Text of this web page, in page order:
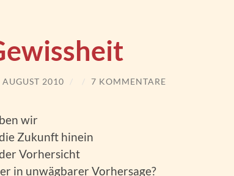
AUGUST 2010 / / 7 KOMMENTARE
wir
Zukunft hinein
Vorhersicht
in unwägbarer Vorhersage?